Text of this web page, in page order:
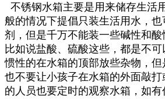
不锈钢水箱主要是用来储存生活
般的情况下提倡只装生活用水，
剂，但是千万不能装一些碱性和酸
比如说盐酸、硫酸这些，都是不
惯性的在水箱的顶部放些杂物，但
也不要让小孩子在水箱的外面敲
的人员也要定时的观察水箱，如